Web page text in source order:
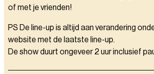
of met je vrienden!
PS De line-up is altijd aan verandering
website met de laatste line-up.
De show duurt ongeveer 2 uur inclusief